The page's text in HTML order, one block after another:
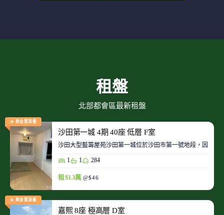
租盤
北部都會區最新租盤
黃金置頂盤
沙田第一城 4期 40座 低層 F室
沙田大型藍籌屋苑沙田第一城位於沙田市第一號地段，因此
1 1 284
租 $1.3萬 @$46
黃金置頂盤
嘉熙 8座 極高層 D室